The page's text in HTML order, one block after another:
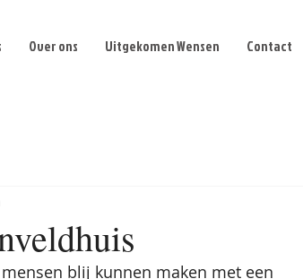
Over ons Uitgekomen Wensen Contact
blij kunnen maken met een